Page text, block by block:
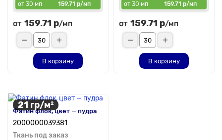
от 30 мп 159.71 р/мп
от 159.71 р/мп
В корзину
от 30 мп 159.71 р/мп
от 159.71 р/мп
В корзину
21 гр/м²
Фатин флок, цвет — пудра
2000000039381
Ткань под заказ